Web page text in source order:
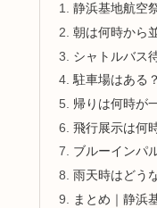
静浜基地航空
朝は何時から
シャトルバス
駐車場はある？
帰りは何時が
飛行展示は何
ブルーインパ
雨天時はどう
まとめ｜静浜